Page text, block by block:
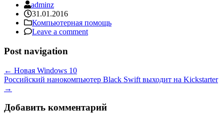
adminz
31.01.2016
Компьютерная помощь
Leave a comment
Post navigation
← Новая Windows 10
Российский нанокомпьютер Black Swift выходит на Kickstarter
→
Добавить комментарий